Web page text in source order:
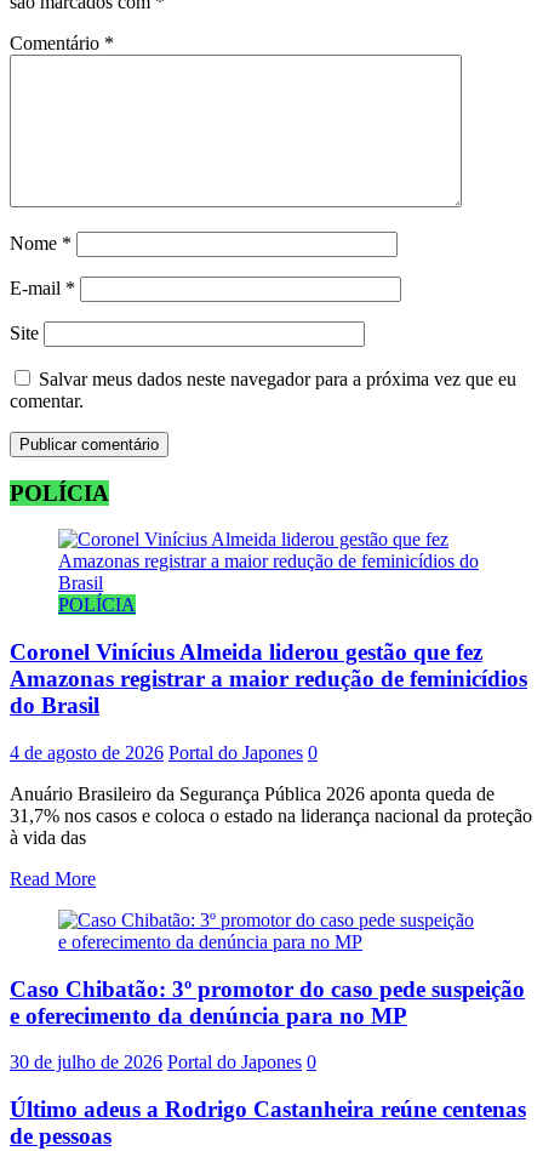
Comentário *
Nome *
E-mail *
Site
Salvar meus dados neste navegador para a próxima vez que eu
comentar.
POLÍCIA
POLÍCIA
Coronel Vinícius Almeida liderou gestão que fez
Amazonas registrar a maior redução de feminicídios
do Brasil
4 de agosto de 2026 Portal do Japones 0
Anuário Brasileiro da Segurança Pública 2026 aponta queda de
31,7% nos casos e coloca o estado na liderança nacional da proteção
à vida das
Read More
Caso Chibatão: 3º promotor do caso pede suspeição
e oferecimento da denúncia para no MP
30 de julho de 2026 Portal do Japones 0
Último adeus a Rodrigo Castanheira reúne centenas
de pessoas